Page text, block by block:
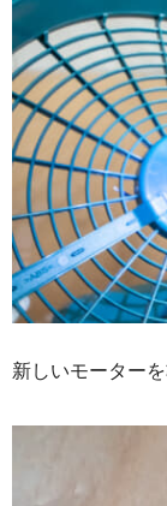
新しいモーターを